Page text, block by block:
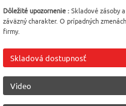
20345. Veľkosť: 39-47
Norma
Vlastnosť
Bezpečnostné prvky
Kovová stielka proti
prepichnutiu
Dôležité upozornenie :Skladové zásoby
záväzný charakter. O prípadných
firmy.
Skladová dostupnosť
Video